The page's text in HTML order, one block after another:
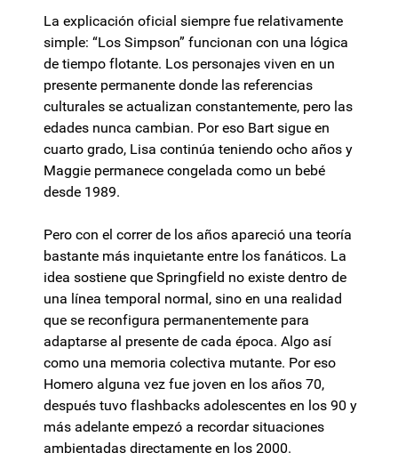
La explicación oficial siempre fue relativamente
simple: “Los Simpson” funcionan con una lógica
de tiempo flotante. Los personajes viven en un
presente permanente donde las referencias
culturales se actualizan constantemente, pero las
edades nunca cambian. Por eso Bart sigue en
cuarto grado, Lisa continúa teniendo ocho años y
Maggie permanece congelada como un bebé
desde 1989.
Pero con el correr de los años apareció una teoría
bastante más inquietante entre los fanáticos. La
idea sostiene que Springfield no existe dentro de
una línea temporal normal, sino en una realidad
que se reconfigura permanentemente para
adaptarse al presente de cada época. Algo así
como una memoria colectiva mutante. Por eso
Homero alguna vez fue joven en los años 70,
después tuvo flashbacks adolescentes en los 90 y
más adelante empezó a recordar situaciones
ambientadas directamente en los 2000.